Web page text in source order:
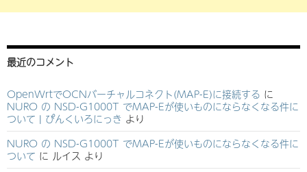
最近のコメント
OpenWrtでOCNバーチャルコネクト(MAP-E)に接続する に
NURO の NSD-G1000T でMAP-Eが使いものにならなくなる件に
ついて | ぴんくいろにっき より
NURO の NSD-G1000T でMAP-Eが使いものにならなくなる件に
ついて に ルイス より